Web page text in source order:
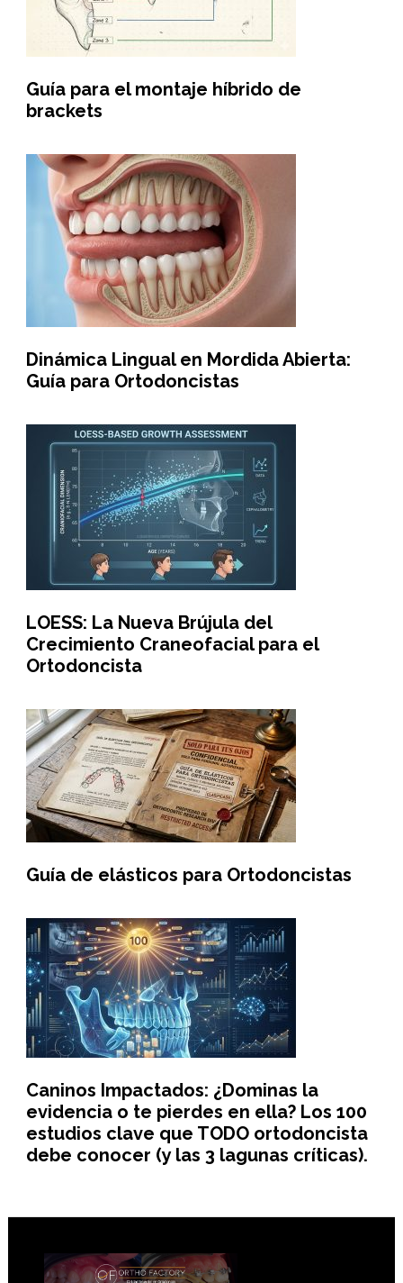
Guía para el montaje híbrido de
brackets
Dinámica Lingual en Mordida Abierta:
Guía para Ortodoncistas
LOESS: La Nueva Brújula del
Crecimiento Craneofacial para el
Ortodoncista
Guía de elásticos para Ortodoncistas
Caninos Impactados: ¿Dominas la
evidencia o te pierdes en ella? Los 100
estudios clave que TODO ortodoncista
debe conocer (y las 3 lagunas críticas).
Footer